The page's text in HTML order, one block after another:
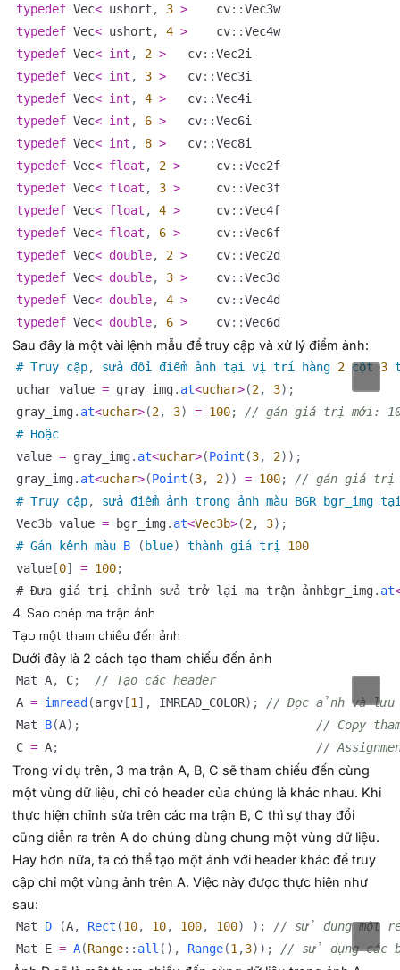
typedef Vec< ushort , 3 > cv::
Vec3w
typedef Vec< ushort , 4 > cv::
Vec4w
typedef Vec< int , 2 > cv::
typedef Vec< int , 3 > cv::
typedef Vec< int , 4 > cv::
typedef Vec< int , 6 > cv::
typedef Vec< int , 8 > cv::
typedef Vec< float , 2 > cv::
typedef Vec< float , 3 > cv::
typedef Vec< float , 4 > cv::
typedef Vec< float , 6 > cv::
typedef Vec< double, 2 > cv::
typedef Vec< double, 3 > cv::
typedef Vec< double, 4 > cv::
typedef Vec< double, 6 > cv::
Sau đây là một vài lệnh mẫu để truy cập và xử lý điểm ảnh:
# Truy cập, sửa đổi điểm ảnh tại vị trí hàng 2 cột 3
uchar value = gray_img. at<uchar>(2, 3) ;
gray_img. at<uchar>(2, 3) = 100;
// gán giá trị mới:
# Hoặc
value = gray_img. at<uchar>(Point (3, 2) ) ;
gray_img. at<uchar>(Point (3, 2) ) = 100;
// gán giá trị
# Truy cập,
sửa điểm ảnh trong ảnh màu BGR
Vec3b value = bgr_img. at<Vec3b>(2, 3) ;
# Gán kênh màu B ( blue) thành giá trị 100
value [0] = 100;
# Đưa giá trị chỉnh sửa trở lại ma trận ảnhbgr_img. at
4. Sao chép ma trận ảnh
Tạo một tham chiếu đến ảnh
Dưới đây là 2 cách tạo tham chiếu đến ảnh
Mat A, C;
// Tạo các header
A = imread (argv [1 ] , IMREAD_COLOR) ;
// Đọc ảnh và lưu
Mat B(A) ;
// Copy
C = A; //
Trong ví dụ trên, 3 ma trận A, B, C sẽ tham chiếu đến cùng
một vùng dữ liệu, chỉ có header của chúng là khác nhau. Khi
thực hiện chỉnh sửa trên các ma trận B, C thì sự thay đổi
cũng diễn ra trên A do chúng dùng chung một vùng dữ liệu.
Hay hơn nữa, ta có thể tạo một ảnh với header khác để truy
cập chỉ một vùng ảnh trên A. Việc này được thực hiện như
sau:
Mat D (A, Rect (10, 10, 100, 100) ) ;
// sử dụng một
Mat E = A(Range:: all ( ) , Range(1 ,3) ) ; // sử dụng các